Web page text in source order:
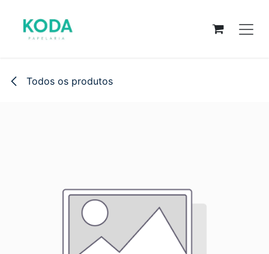
Todos os produtos